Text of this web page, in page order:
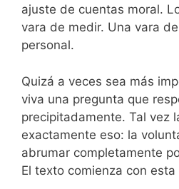
ajuste de cuentas moral.
vara de medir. Una vara
personal.
Quizá a veces sea más
viva una pregunta que
precipitadamente. Tal vez
exactamente eso: la
abrumar completamente
El texto comienza con